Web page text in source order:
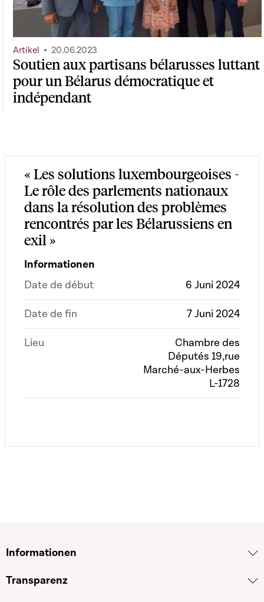
Soutien aux partisans bélarusses luttant
pour un Bélarus démocratique et
indépendant
Artikel 20.06.2023
« Les solutions luxembourgeoises -
Le rôle des parlements nationaux
dans la résolution des problèmes
rencontrés par les Bélarussiens en
exil »
Informationen
Date de début
6 Juni 2024
Date de fin 7 Juni 2024
Lieu
Chambre des
Députés 19,rue
Marché-aux-Herbes
L-1728
Informationen
Transparenz